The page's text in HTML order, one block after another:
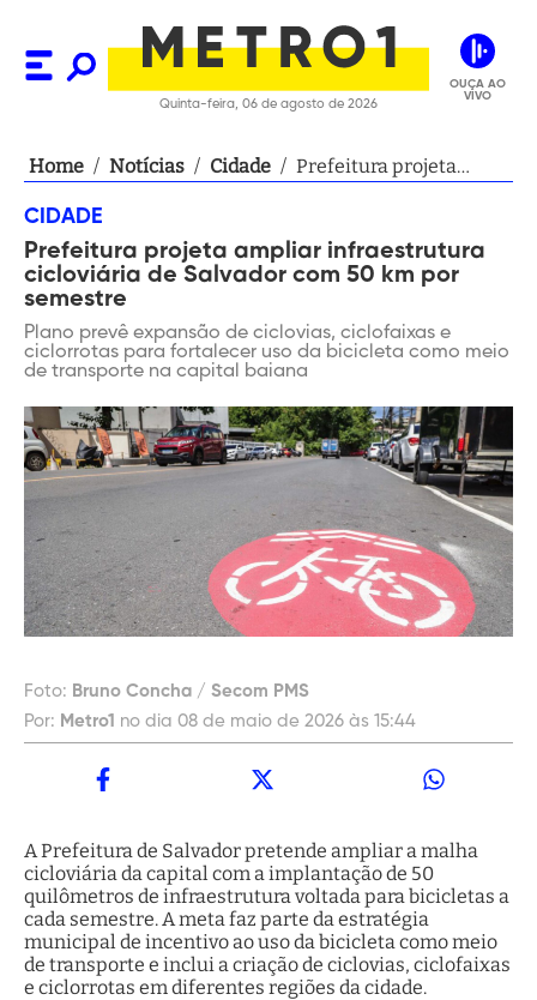
Quinta-feira, 06 de agosto de 2026
OUÇA AO
VIVO
Home / Notícias / Cidade / Prefeitura projeta
com 50 km por
semestre
CIDADE
Prefeitura projeta ampliar infraestrutura
cicloviária de Salvador com 50 km por
semestre
Plano prevê expansão de ciclovias, ciclofaixas e
ciclorrotas para fortalecer uso da bicicleta como meio
de transporte na capital baiana
Foto: Bruno Concha / Secom PMS
Por: Metro1 no dia 08 de maio de 2026 às 15:44
A Prefeitura de Salvador pretende ampliar a malha
cicloviária da capital com a implantação de 50
quilômetros de infraestrutura voltada para bicicletas a
cada semestre. A meta faz parte da estratégia
municipal de incentivo ao uso da bicicleta como meio
de transporte e inclui a criação de ciclovias, ciclofaixas
e ciclorrotas em diferentes regiões da cidade.